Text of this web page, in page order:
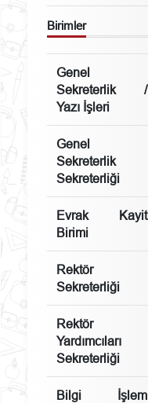
Birimler
Genel
Sekreterlik /
Yazı İşleri
Genel
Sekreterlik
Sekreterliği
Evrak Kayit
Birimi
Rektör
Sekreterliği
Rektör
Yardımcıları
Sekreterliği
Bilgi İşlem